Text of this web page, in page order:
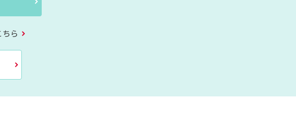
ら